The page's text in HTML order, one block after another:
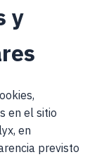
y
en el sitio
en
previsto